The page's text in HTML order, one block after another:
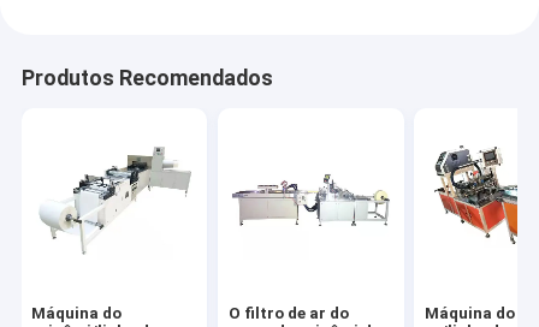
Produtos Recomendados
Máquina do
O filtro de ar do
Máquina do